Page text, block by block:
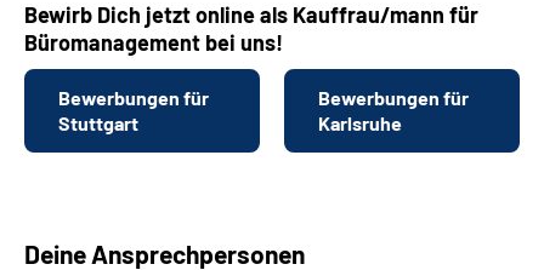
Bewirb Dich jetzt online als Kauffrau/mann für
Büromanagement bei uns!
Bewerbungen für
Stuttgart
Bewerbungen für
Karlsruhe
Deine Ansprechpersonen